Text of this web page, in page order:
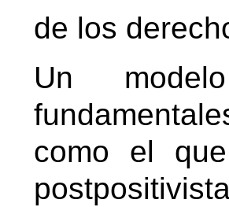
de los
Un
como el